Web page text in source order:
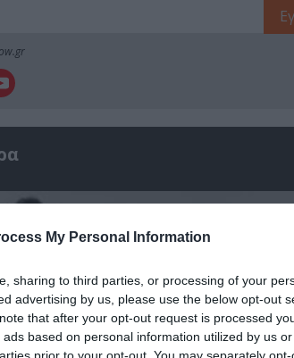
My Personal Information
sharing to third parties, or processing of your
advertising by us, please use the below opt-out
that after your opt-out request is processed
based on personal information utilized by us
prior to your opt-out. You may separately